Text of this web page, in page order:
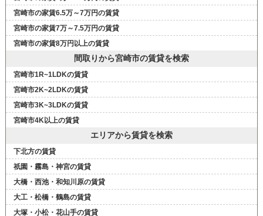
宮崎市の家賃6.5万～7万円の賃貸
宮崎市の家賃7万～7.5万円の賃貸
宮崎市の家賃8万円以上の賃貸
間取りから宮崎市の賃貸を検索
宮崎市1R~1LDKの賃貸
宮崎市2K~2LDKの賃貸
宮崎市3K~3LDKの賃貸
宮崎市4K以上の賃貸
エリアから賃貸を検索
下北方の賃貸
祇園・霧島・神宮の賃貸
大橋・西池・和知川原の賃貸
大工・松橋・鶴島の賃貸
大塚・小松・花山手の賃貸